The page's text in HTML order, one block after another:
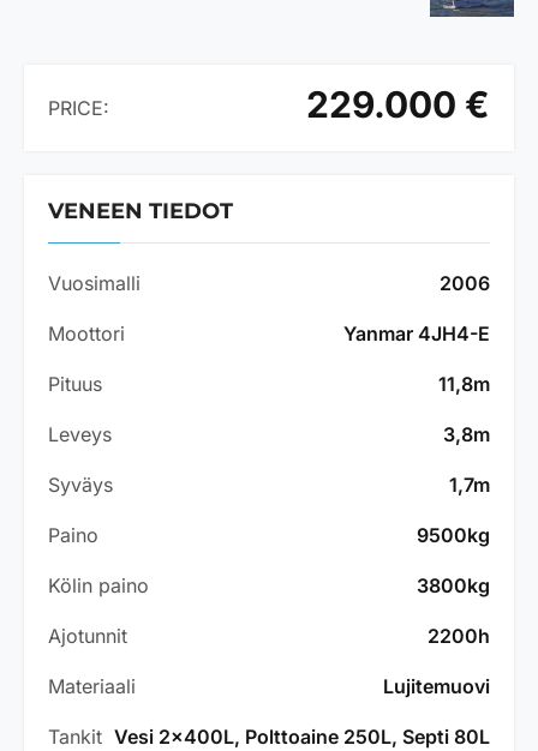
PRICE: 229.000 €
VENEEN TIEDOT
Vuosimalli 2006
Moottori Yanmar 4JH4-E
Pituus 11,8m
Leveys 3,8m
Syväys 1,7m
Paino 9500kg
Kölin paino 3800kg
Ajotunnit 2200h
Materiaali Lujitemuovi
Tankit Vesi 2x400L, Polttoaine 250L, Septi 80L